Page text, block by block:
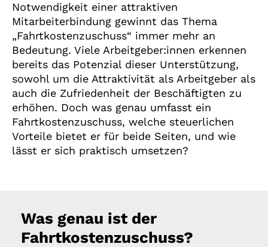
Notwendigkeit einer attraktiven
Mitarbeiterbindung gewinnt das Thema
„Fahrtkostenzuschuss“ immer mehr an
Bedeutung. Viele Arbeitgeber:innen erkennen
bereits das Potenzial dieser Unterstützung,
sowohl um die Attraktivität als Arbeitgeber als
auch die Zufriedenheit der Beschäftigten zu
erhöhen. Doch was genau umfasst ein
Fahrtkostenzuschuss, welche steuerlichen
Vorteile bietet er für beide Seiten, und wie
lässt er sich praktisch umsetzen?
Was genau ist der
Fahrtkostenzuschuss?